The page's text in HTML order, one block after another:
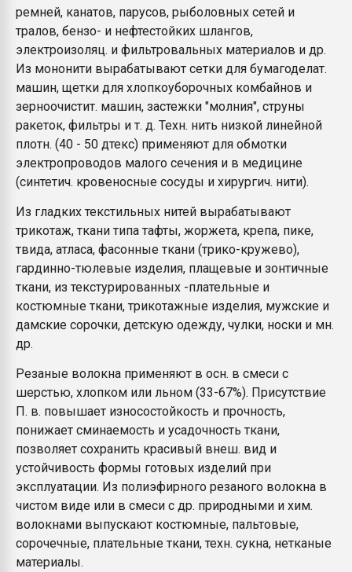
ремней, канатов, парусов, рыболовных сетей и
тралов, бензо- и нефтестойких шлангов,
электроизоляц. и фильтровальных материалов и др.
Из мононити вырабатывают сетки для бумагоделат.
машин, щетки для хлопкоуборочных комбайнов и
зерноочистит. машин, застежки "молния", струны
ракеток, фильтры и т. д. Техн. нить низкой линейной
плотн. (40 - 50 дтекс) применяют для обмотки
электропроводов малого сечения и в медицине
(синтетич. кровеносные сосуды и хирургич. нити).
Из гладких текстильных нитей вырабатывают
трикотаж, ткани типа тафты, жоржета, крепа, пике,
твида, атласа, фасонные ткани (трико-кружево),
гардинно-тюлевые изделия, плащевые и зонтичные
ткани, из текстурированных -плательные и
костюмные ткани, трикотажные изделия, мужские и
дамские сорочки, детскую одежду, чулки, носки и мн.
др.
Резаные волокна применяют в осн. в смеси с
шерстью, хлопком или льном (33-67%). Присутствие
П. в. повышает износостойкость и прочность,
понижает сминаемость и усадочность ткани,
позволяет сохранить красивый внеш. вид и
устойчивость формы готовых изделий при
эксплуатации. Из полиэфирного резаного волокна в
чистом виде или в смеси с др. природными и хим.
волокнами выпускают костюмные, пальтовые,
сорочечные, плательные ткани, техн. сукна, нетканые
материалы.